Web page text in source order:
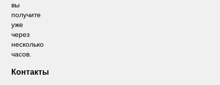
вы
получите
уже
через
несколько
часов.
Контакты